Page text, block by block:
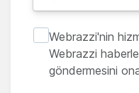
Webrazzi'nin
Webrazzi
göndermesini